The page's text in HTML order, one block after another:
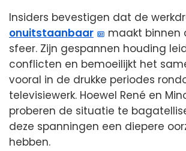
Insiders bevestigen dat de
onuitstaanbaar
maakt binnen
sfeer. Zijn gespannen houding
conflicten en bemoeilijkt het
vooral in de drukke periodes
televisiewerk. Hoewel René en
proberen de situatie te
deze spanningen een diepere
hebben.